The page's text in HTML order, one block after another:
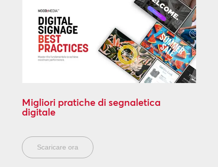
Migliori pratiche di segnaletica
digitale
Scaricare ora